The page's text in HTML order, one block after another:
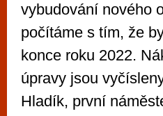
vybudování nového
počítáme s tím, že
konce roku 2022.
úpravy jsou
Hladík, první